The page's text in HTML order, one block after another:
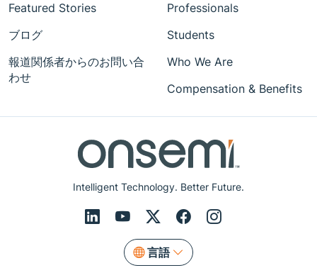
Intelligent Technology. Better Future.
言語
Featured Stories
ブログ
報道関係者からのお問い合
わせ
Professionals
Students
Who We Are
Compensation & Benefits